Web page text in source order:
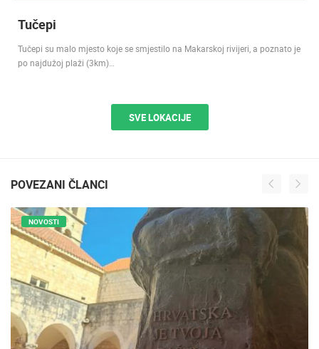
Tučepi
Tučepi su malo mjesto koje se smjestilo na Makarskoj rivijeri, a poznato je
po najdužoj plaži (3km)…
SVE LOKACIJE
POVEZANI ČLANCI
NOVOSTI